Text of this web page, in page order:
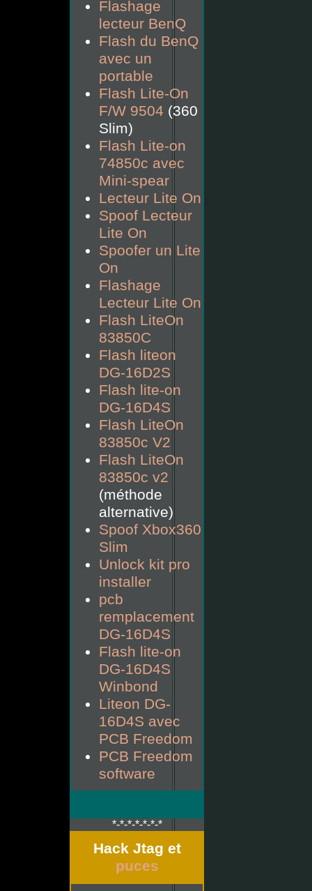
Flashage
lecteur BenQ
Flash du BenQ
avec un
portable
Flash Lite-On
F/W 9504 (360
Slim)
Flash Lite-on
74850c avec
Mini-spear
Lecteur Lite On
Spoof Lecteur
Lite On
Spoofer un Lite
On
Flashage
Lecteur Lite On
Flash LiteOn
83850C
Flash liteon
DG-16D2S
Flash lite-on
DG-16D4S
Flash LiteOn
83850c V2
Flash LiteOn
83850c v2
(méthode
alternative)
Spoof Xbox360
Slim
Unlock kit pro
installer
pcb
remplacement
DG-16D4S
Flash lite-on
DG-16D4S
Winbond
Liteon DG-
16D4S avec
PCB Freedom
PCB Freedom
software
*-*-*-*-*-*-*
Hack Jtag et
puces